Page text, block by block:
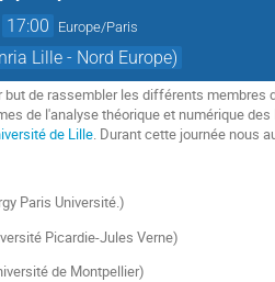
17:00 Europe/Paris
Lille - Nord Europe)
but de rassembler les différents membres
de l'analyse théorique et numérique
de Lille. Durant cette journée nous
Paris Université.)
Picardie-Jules Verne)
de Montpellier)